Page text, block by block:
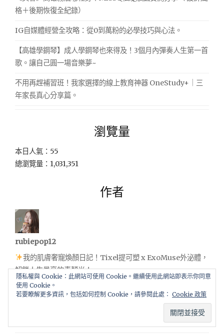
格＋後期恢復全紀錄）
IG自媒體經營全攻略：從0到萬粉的必學技巧與心法。
【高雄學鋼琴】成人學鋼琴也來得及！3個月內彈奏人生第一首
歌。讓自己圓一場音樂夢~
不用再趕補習班！我家選擇的線上教育神器 OneStudy+｜三
年家長真心分享篇。
瀏覽量
本日人氣：55
總瀏覽量：1,031,351
作者
rubiepop12
我的肌膚奢寵煥顏日記！Tixel提可塑 x ExoMuse外泌體，
解鎖人生最亮的素顏光！
《美容》高雄霧眉哪裡好？MissQ私睫妝園實測分享（ 設計風
IG自媒體經營全攻略：從0到萬粉的必學技巧與心法。
隱私權與 Cookie：此網站可使用 Cookie。繼續使用此網站即表示你同意
使用 Cookie。
若要瞭解更多資訊，包括如何控制 Cookie，請參閱此處： Cookie 政策